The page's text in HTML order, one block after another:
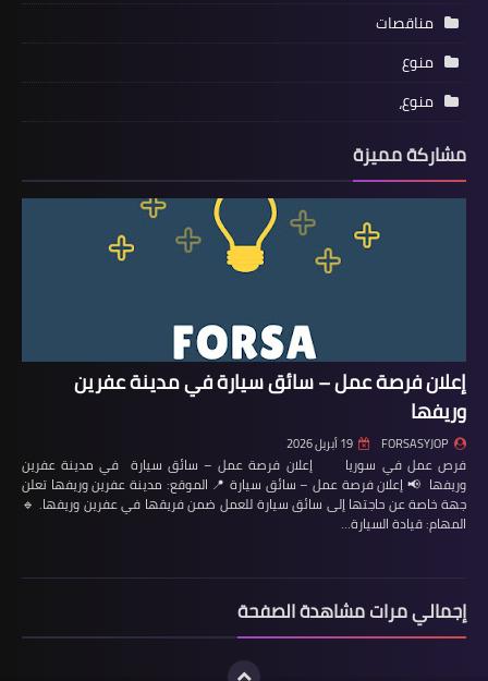
مناقصات
منوع
منوع،
مشاركة مميزة
إعلان فرصة عمل – سائق سيارة في مدينة عفرين
وريفها
FORSASYJOP 19 أبريل 2026
فرص عمل في سوريا إعلان فرصة عمل – سائق سيارة في مدينة عفرين
وريفها 📢 إعلان فرصة عمل – سائق سيارة 📍 الموقع: مدينة عفرين وريفها تعلن
جهة خاصة عن حاجتها إلى سائق سيارة للعمل ضمن فريقها في عفرين وريفها. 🔹
المهام: قيادة السيارة…
إجمالي مرات مشاهدة الصفحة